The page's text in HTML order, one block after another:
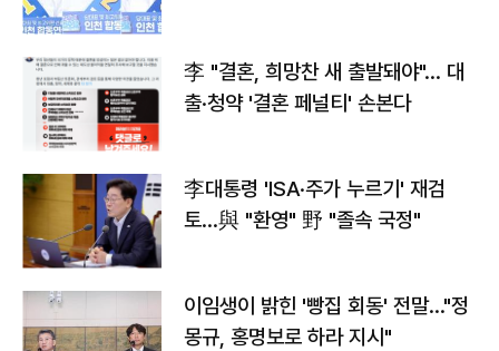
李 "결혼, 희망찬 새 출발돼야"… 대
출·청약 '결혼 페널티' 손본다
李대통령 'ISA·주가 누르기' 재검
토…與 "환영" 野 "졸속 국정"
이임생이 밝힌 '빵집 회동' 전말…"정
몽규, 홍명보로 하라 지시"